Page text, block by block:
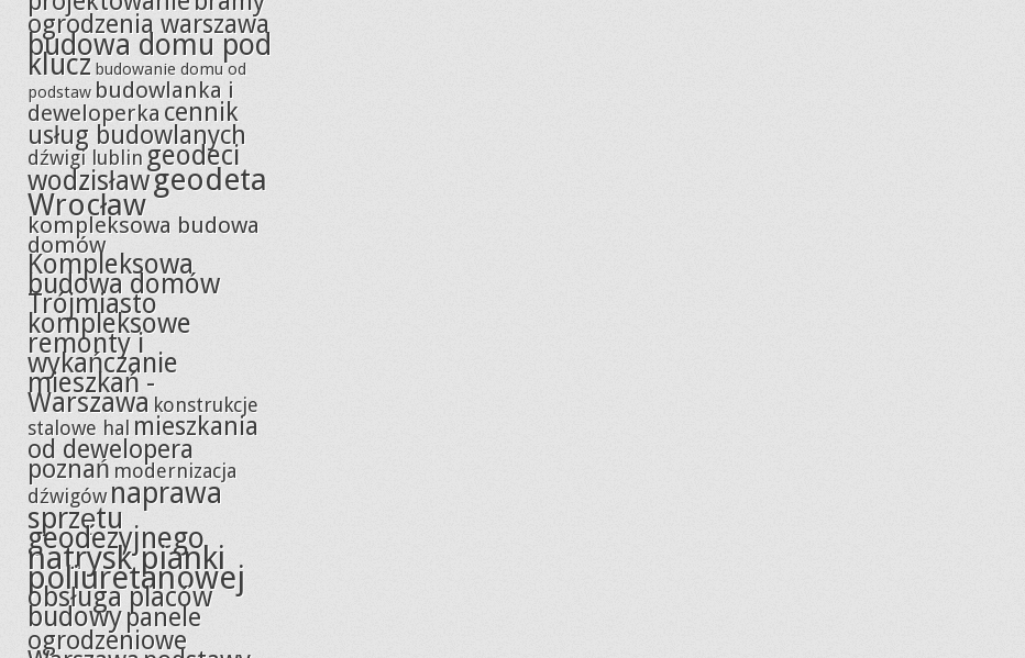
ogrodzenia warszawa
budowa domu pod
klucz budowanie domu od
podstaw budowlanka i
deweloperka cennik
usług budowlanych
dźwigi lublingeodeci
wodzisławgeodeta
Wrocław
kompleksowa budowa
domów
Kompleksowa
budowa domów
Trójmiasto
kompleksowe
remonty i
wykańczanie
mieszkań -
Warszawa konstrukcje
stalowe hal mieszkania
od dewelopera
poznań modernizacja
dźwigów naprawa
sprzętu
geodezyjnego
natrysk pianki
poliuretanowej
obsługa placów
budowypanele
ogrodzeniowe